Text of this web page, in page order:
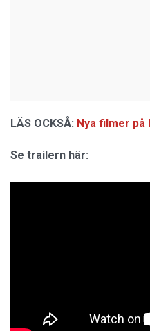
LÄS OCKSÅ: Nya filmer på
Se trailern här: